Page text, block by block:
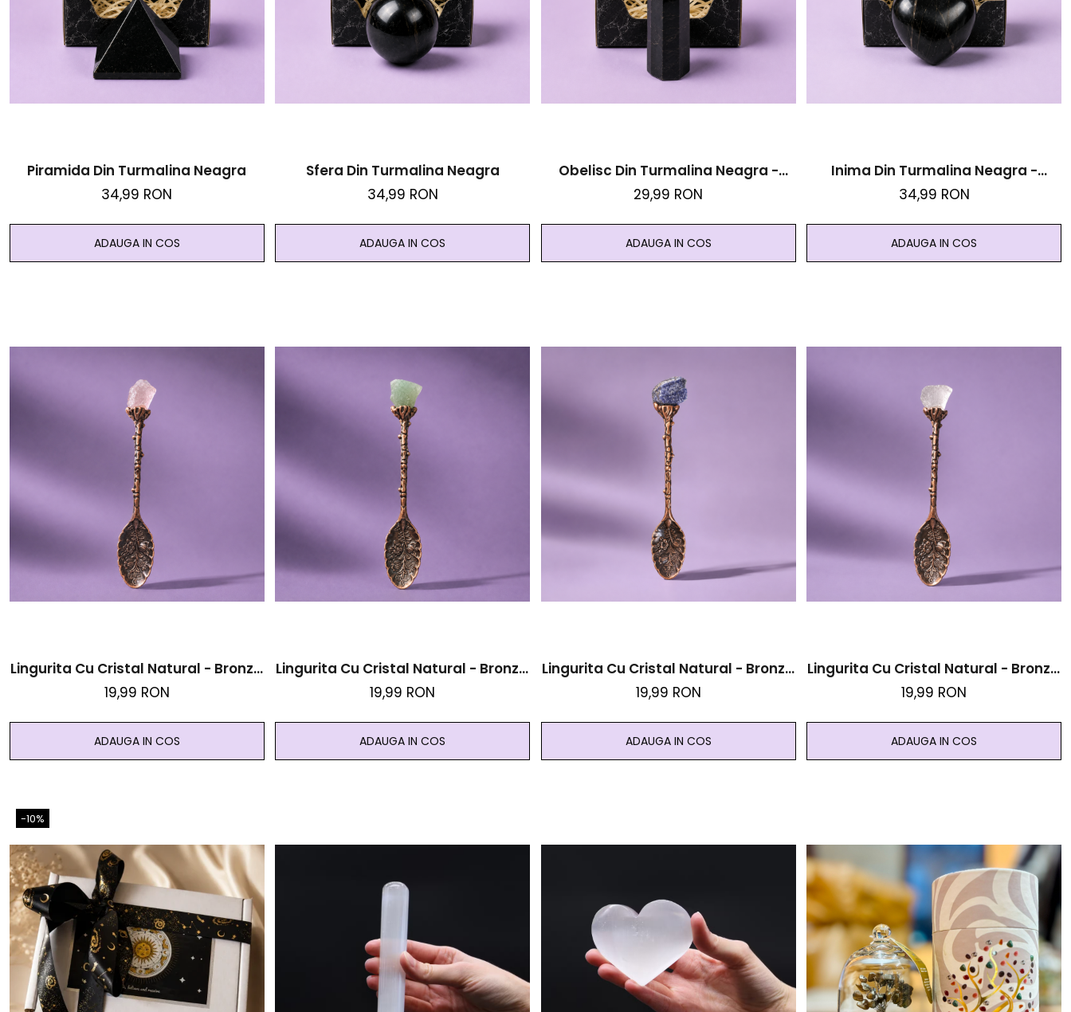
Piramida Din Turmalina Neagra
34,99 RON
ADAUGA IN COS
Sfera Din Turmalina Neagra
34,99 RON
ADAUGA IN COS
Obelisc Din Turmalina Neagra -
Protectie Si Impamantare
29,99 RON
ADAUGA IN COS
Inima Din Turmalina Neagra -
Protectie Si Impamantare
34,99 RON
ADAUGA IN COS
Lingurita Cu Cristal Natural - Bronz -
Cuart Roz - Iubire Si Armonie
19,99 RON
ADAUGA IN COS
Lingurita Cu Cristal Natural - Bronz -
Aventurin Verde - Noroc Si
19,99 RON
ADAUGA IN COS
Lingurita Cu Cristal Natural - Bronz -
Lapis Lazuli - Intelepciune Si Intuitie
19,99 RON
ADAUGA IN COS
Lingurita Cu Cristal Natural - Bronz -
Cristal De Stanca - Amplificare Si
19,99 RON
ADAUGA IN COS
-10%